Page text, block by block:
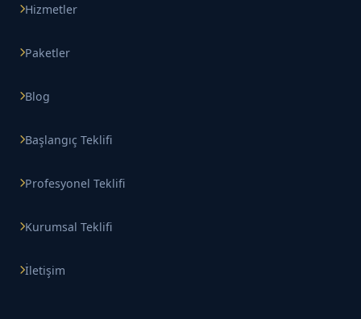
Hizmetler
Paketler
Blog
Başlangıç Teklifi
Profesyonel Teklifi
Kurumsal Teklifi
İletişim